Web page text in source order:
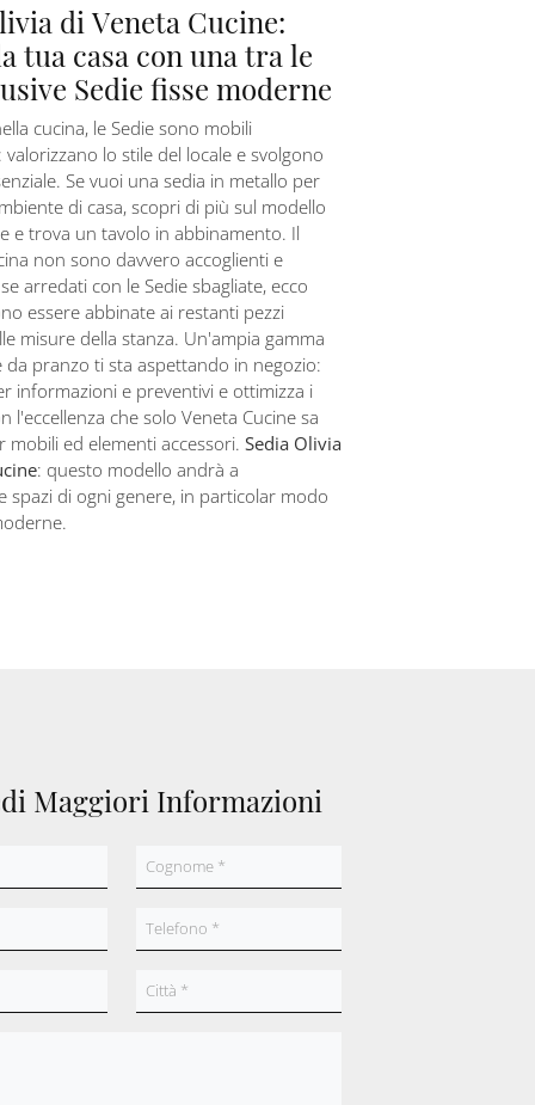
di Veneta Cucine:
tua casa con una tra le
Sedie fisse moderne
cucina, le Sedie sono mobili
lo stile del locale e svolgono
Se vuoi una sedia in metallo per
di casa, scopri di più sul modello
e trova un tavolo in abbinamento. Il
non sono davvero accoglienti e
arredati con le Sedie sbagliate, ecco
essere abbinate ai restanti pezzi
misure della stanza. Un'ampia gamma
da pranzo ti sta aspettando in negozio:
informazioni e preventivi e ottimizza i
l'eccellenza che solo Veneta Cucine sa
mobili ed elementi accessori. Sedia Olivia
: questo modello andrà a
spazi di ogni genere, in particolar modo
Maggiori Informazioni